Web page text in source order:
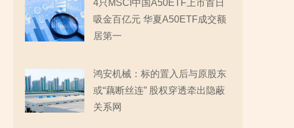
4只MSCI中国A50ETF上市首日
吸金百亿元 华夏A50ETF成交额
居第一
鸿安机械：标的置入后与原股东
或“藕断丝连” 股权穿透牵出隐蔽
关系网